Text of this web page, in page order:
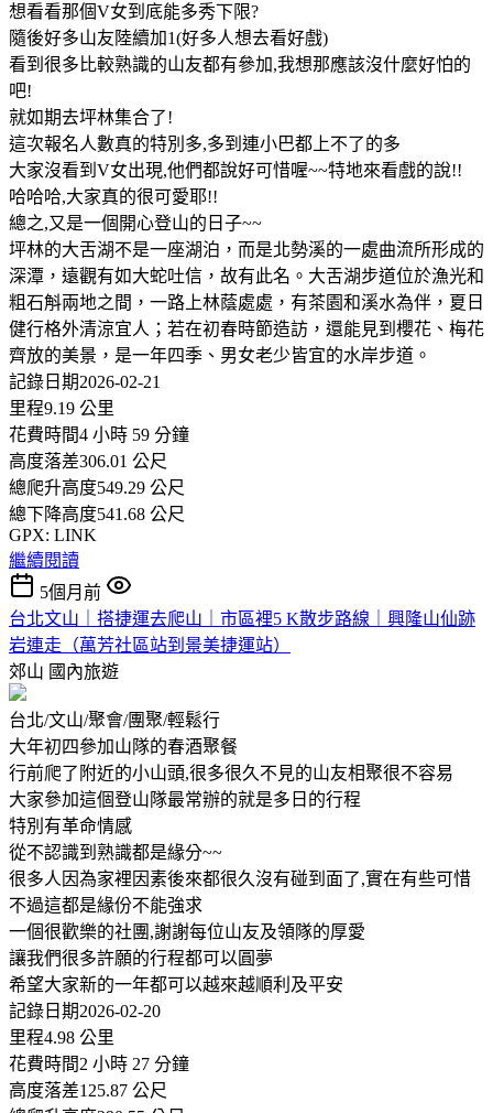
想看看那個V女到底能多秀下限?
隨後好多山友陸續加1(好多人想去看好戲)
看到很多比較熟識的山友都有參加,我想那應該沒什麼好怕的
吧!
就如期去坪林集合了!
這次報名人數真的特別多,多到連小巴都上不了的多
大家沒看到V女出現,他們都說好可惜喔~~特地來看戲的說!!
哈哈哈,大家真的很可愛耶!!
總之,又是一個開心登山的日子~~
坪林的大舌湖不是一座湖泊，而是北勢溪的一處曲流所形成的
深潭，遠觀有如大蛇吐信，故有此名。大舌湖步道位於漁光和
粗石斛兩地之間，一路上林蔭處處，有茶園和溪水為伴，夏日
健行格外清涼宜人；若在初春時節造訪，還能見到櫻花、梅花
齊放的美景，是一年四季、男女老少皆宜的水岸步道。
記錄日期2026-02-21
里程9.19 公里
花費時間4 小時 59 分鐘
高度落差306.01 公尺
總爬升高度549.29 公尺
總下降高度541.68 公尺
GPX: LINK
繼續閱讀
5個月前
台北文山｜搭捷運去爬山｜市區裡5 K散步路線｜興隆山仙跡
岩連走（萬芳社區站到景美捷運站）
郊山 國內旅遊
台北/文山/聚會/團聚/輕鬆行
大年初四參加山隊的春酒聚餐
行前爬了附近的小山頭,很多很久不見的山友相聚很不容易
大家參加這個登山隊最常辦的就是多日的行程
特別有革命情感
從不認識到熟識都是緣分~~
很多人因為家裡因素後來都很久沒有碰到面了,實在有些可惜
不過這都是緣份不能強求
一個很歡樂的社團,謝謝每位山友及領隊的厚愛
讓我們很多許願的行程都可以圓夢
希望大家新的一年都可以越來越順利及平安
記錄日期2026-02-20
里程4.98 公里
花費時間2 小時 27 分鐘
高度落差125.87 公尺